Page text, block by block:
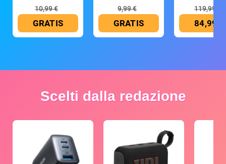
10,99 €
GRATIS
9,99 €
GRATIS
119,99 €
84,99 €
Scelti dalla redazione